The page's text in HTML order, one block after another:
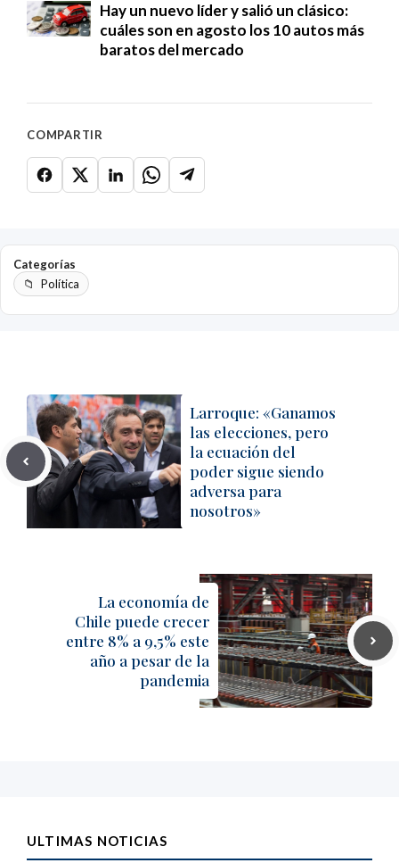
Hay un nuevo líder y salió un clásico:
cuáles son en agosto los 10 autos más
baratos del mercado
COMPARTIR
Categorías
Política
Larroque: «Ganamos
las elecciones, pero
la ecuación del
poder sigue siendo
adversa para
nosotros»
La economía de
Chile puede crecer
entre 8% a 9,5% este
año a pesar de la
pandemia
ULTIMAS NOTICIAS